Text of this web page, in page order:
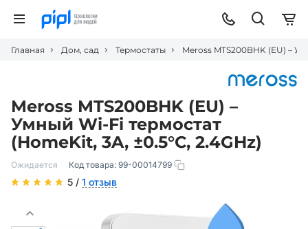
Главная Дом, сад Термостаты Meross MTS200BHK (EU) –
Meross MTS200BHK (EU) –
Умный Wi-Fi термостат
(HomeKit, 3A, ±0.5°C, 2.4GHz)
Ожидается Код товара: 99-00014799
5 / 1 отзыв